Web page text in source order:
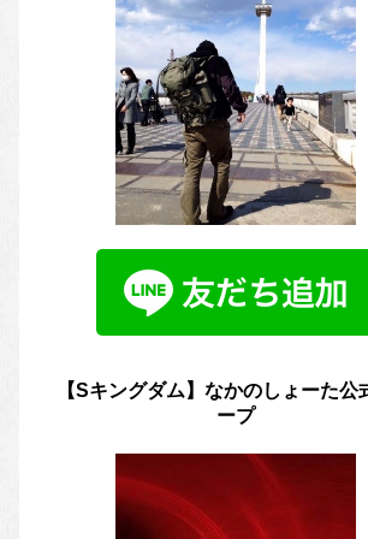
【Sキングダム】なかのしょーた公
ープ